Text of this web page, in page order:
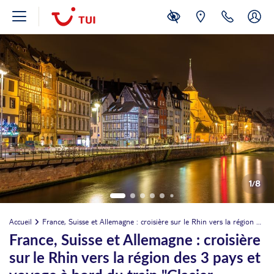
1/8
Accueil France, Suisse et Allemagne : croisière sur le Rhin vers la région des 3 pays et voyage à bord du train "Glacier Express" (formule port/port)
France, Suisse et Allemagne : croisière
sur le Rhin vers la région des 3 pays et